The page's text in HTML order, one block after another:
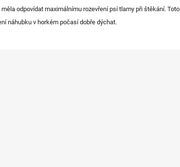
odpovídat maximálnímu rozevření psí tlamy při štěkání. Toto
náhubku v horkém počasí dobře dýchat.